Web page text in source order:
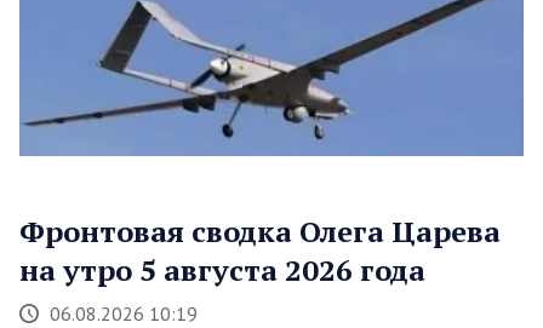
Фронтовая сводка Олега Царева
на утро 5 августа 2026 года
06.08.2026 10:19